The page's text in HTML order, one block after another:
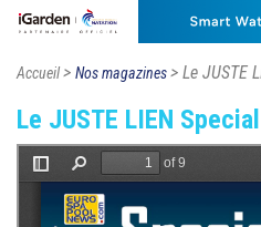
Accueil> Nos magazines> Le JUSTE
Le JUSTE LIEN